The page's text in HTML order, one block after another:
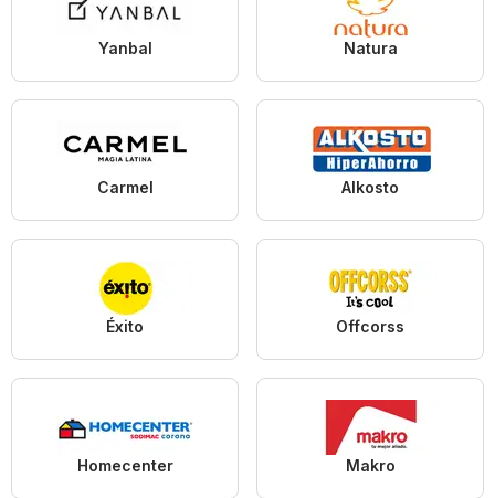
Yanbal Natura
Carmel Alkosto
Éxito Offcorss
Homecenter Makro